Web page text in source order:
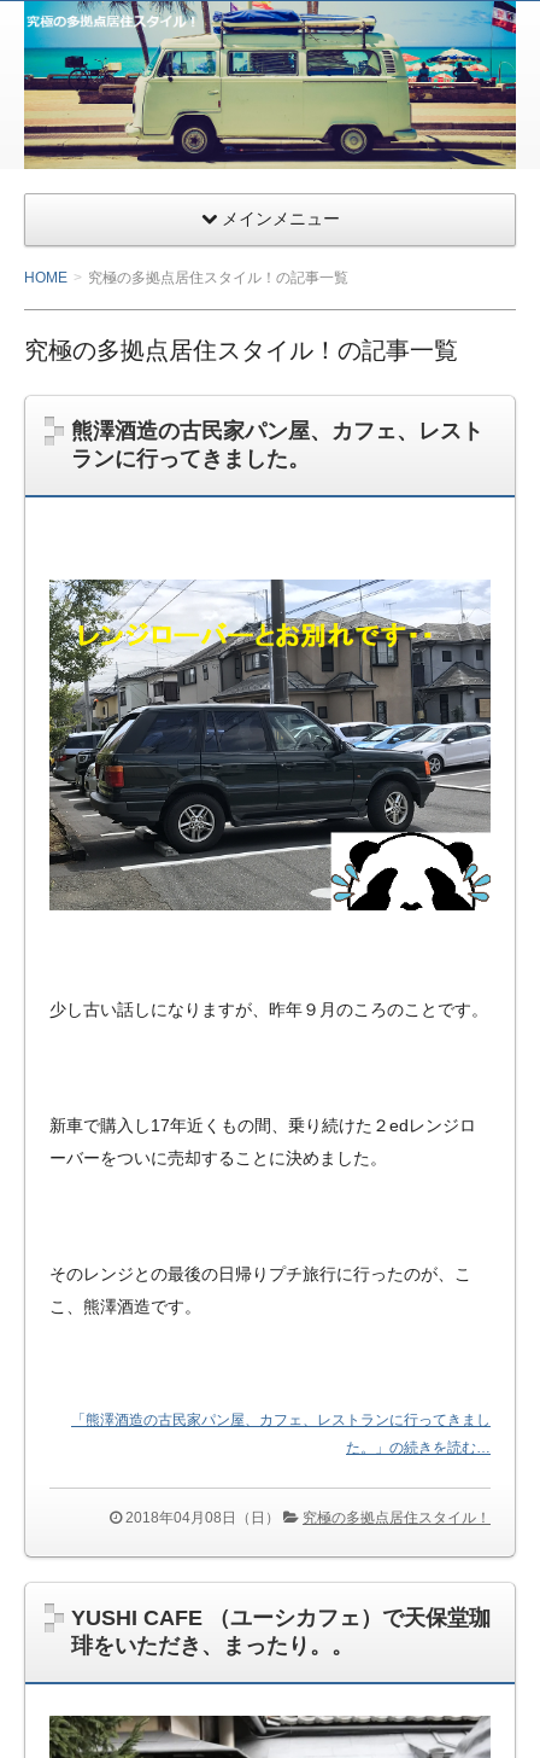
サー
ファ
ー&
ライ
ダー
向け
県九
十九
里の
ガレ
ハウ
ス・
小田
急相
イク
ガレ
ー
ジ・
ペッ
トマ
ンシ
ョン
をご
紹
介！
メインメニュー
HOME 究極の多拠点居住スタイル！の記事一覧
究極の多拠点居住スタイル！の記事一覧
熊澤酒造の古民家パン屋、カフェ、レスト
ランに行ってきました。
少し古い話しになりますが、昨年９月のころのことです。
新車で購入し17年近くもの間、乗り続けた２edレンジロ
ーバーをついに売却することに決めました。
そのレンジとの最後の日帰りプチ旅行に行ったのが、こ
こ、熊澤酒造です。
「熊澤酒造の古民家パン屋、カフェ、レストランに行ってきまし
た。」の続きを読む…
2018年04月08日（日） 究極の多拠点居住スタイル！
YUSHI CAFE （ユーシカフェ）で天保堂珈
琲をいただき、まったり。。